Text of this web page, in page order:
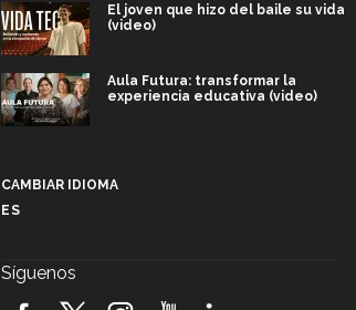
El joven que hizo del baile su vida
(video)
Aula Futura: transformar la
experiencia educativa (video)
CAMBIAR IDIOMA
ES
Síguenos